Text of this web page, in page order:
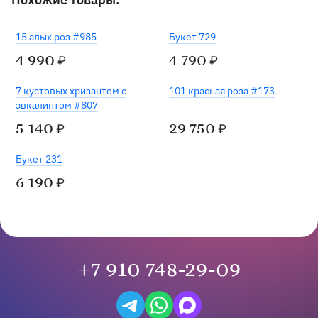
15 алых роз #985
4 990 ₽
Букет 729
4 790 ₽
7 кустовых хризантем с
эвкалиптом #807
5 140 ₽
101 красная роза #173
29 750 ₽
Букет 231
6 190 ₽
+7 910 748-29-09
Написать в Telegram
Написать на WhatsApp
Написать в Max